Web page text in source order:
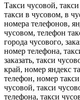
Такси чусовой,
такси в чусовом, в
номера телефонов,
чусовом, телефон
города чусового,
номер телефона,
заказать, такси
край, номер яндекс
телефон, номер
чусовой, такси
телефона, такси